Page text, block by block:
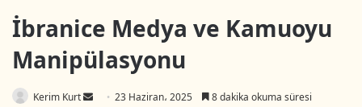
İbranice Medya ve Kamuoyu
Manipülasyonu
Kerim Kurt
Bir
23 Haziran، 2025 8 dakika okuma süresi